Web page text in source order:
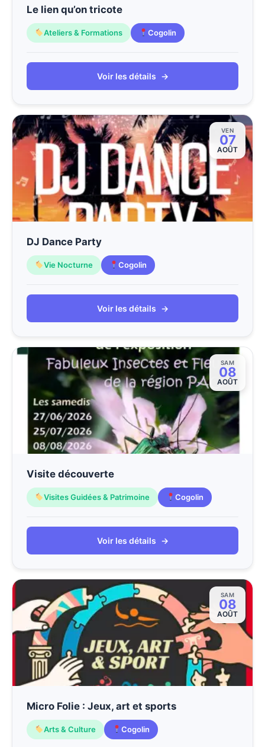
Le lien qu’on tricote
Ateliers & Formations Cogolin
Voir les détails →
VEN
07
AOÛT
DJ Dance Party
Vie Nocturne Cogolin
Voir les détails →
SAM
08
AOÛT
Visite découverte
Visites Guidées & Patrimoine Cogolin
Voir les détails →
SAM
08
AOÛT
Micro Folie : Jeux, art et sports
Arts & Culture Cogolin